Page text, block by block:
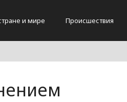
и мире Происшествия